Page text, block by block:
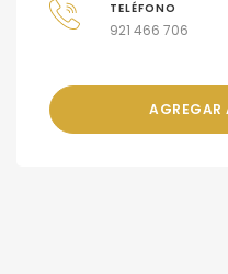
TELÉFONO
921 466 706
AGREGAR